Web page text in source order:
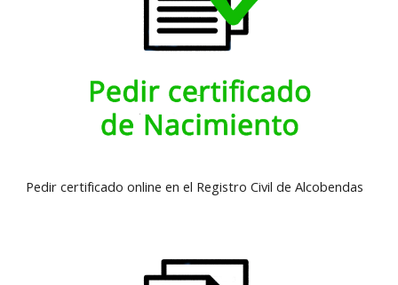
Pedir certificado online en el Registro Civil de Alcobendas